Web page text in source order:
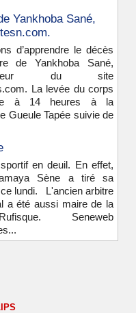
Yankhoba Sané,
d’apprendre le décès
de Yankhoba Sané,
du site
La levée du corps
à 14 heures à la
Gueule Tapée suivie de
en deuil. En effet,
Sène a tiré sa
lundi. L'ancien arbitre
a été aussi maire de la
Seneweb